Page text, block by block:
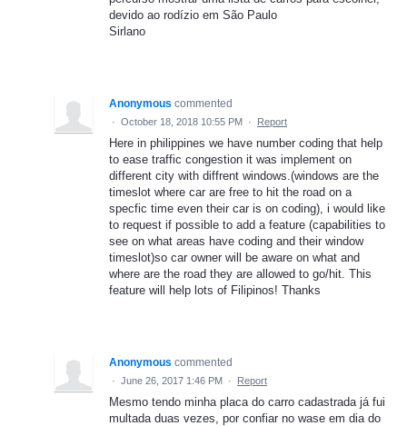
devido ao rodízio em São Paulo
Sirlano
Anonymous commented
· October 18, 2018 10:55 PM · Report
Here in philippines we have number coding that help
to ease traffic congestion it was implement on
different city with diffrent windows.(windows are the
timeslot where car are free to hit the road on a
specfic time even their car is on coding), i would like
to request if possible to add a feature (capabilities to
see on what areas have coding and their window
timeslot)so car owner will be aware on what and
where are the road they are allowed to go/hit. This
feature will help lots of Filipinos! Thanks
Anonymous commented
· June 26, 2017 1:46 PM · Report
Mesmo tendo minha placa do carro cadastrada já fui
multada duas vezes, por confiar no wase em dia do